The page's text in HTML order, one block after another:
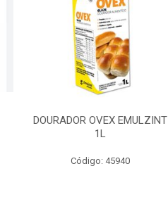
DOURADOR OVEX EMULZINT
1L
Código: 45940